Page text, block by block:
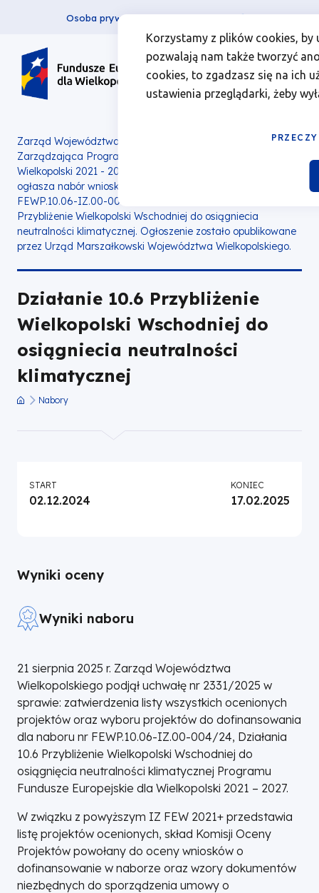
Korzystamy z plików cookies, by
pozwalają nam także tworzyć
cookies, to zgadzasz się na ich
ustawienia przeglądarki, żeby
Działanie
10.6
Przybliżenie
Wielkopolski
Wschodniej
do
osiągniecia
neutralności
klimatycznej
Fundusze
Europejskie
Wielkopolski
do
głównej
nawigacji
do
wyszukiwarki
do
zawartości
strony
do
stopki Header
Top
Osoba prywatna Firma
Menu
top
left
Zarząd Województwa Wielkopolskiego jako Instytucja
Zarządzająca Programem Fundusze Europejskie dla
Wielkopolski 2021 - 2027 z dniem 2 grudnia 2024 roku
ogłasza nabór wniosków w sposób konkurencyjny nr
FEWP.10.06-IZ.00-004/24
Przybliżenie Wielkopolski Wschodniej do osiągniecia
neutralności klimatycznej. Ogłoszenie zostało opublikowane
przez Urząd Marszałkowski Województwa Wielkopolskiego.
Działanie 10.6 Przybliżenie
Wielkopolski Wschodniej do
osiągniecia neutralności
klimatycznej
nawigacyjna
Nabory
Wyniki oceny
Wyniki naboru
21 sierpnia 2025 r. Zarząd Województwa
Wielkopolskiego podjął uchwałę nr 2331/2025 w
sprawie: zatwierdzenia listy wszystkich ocenionych
projektów oraz wyboru projektów do dofinansowania
dla naboru nr FEWP.10.06-IZ.00-004/24, Działania
10.6 Przybliżenie Wielkopolski Wschodniej do
osiągnięcia neutralności klimatycznej Programu
Fundusze Europejskie dla Wielkopolski 2021 – 2027.
W związku z powyższym IZ FEW 2021+ przedstawia
listę projektów ocenionych, skład Komisji Oceny
Projektów powołany do oceny wniosków o
dofinansowanie w naborze oraz wzory dokumentów
niezbędnych do sporządzenia umowy o
START
02.12.2024
KONIEC
17.02.2025